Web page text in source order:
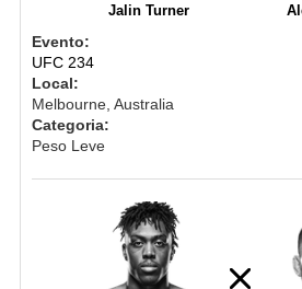
Jalin Turner
Evento:
UFC 234
Local:
Melbourne, Australia
Categoria:
Peso Leve